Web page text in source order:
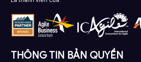
THÔNG TIN BẢN QUYỀN